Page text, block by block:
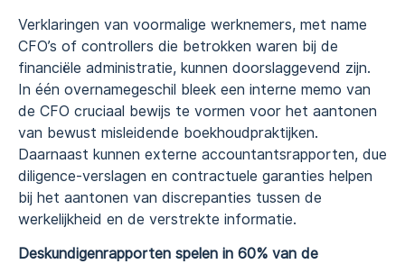
Verklaringen van voormalige werknemers, met name
CFO’s of controllers die betrokken waren bij de
financiële administratie, kunnen doorslaggevend zijn.
In één overnamegeschil bleek een interne memo van
de CFO cruciaal bewijs te vormen voor het aantonen
van bewust misleidende boekhoudpraktijken.
Daarnaast kunnen externe accountantsrapporten, due
diligence-verslagen en contractuele garanties helpen
bij het aantonen van discrepanties tussen de
werkelijkheid en de verstrekte informatie.
Deskundigenrapporten spelen in 60% van de